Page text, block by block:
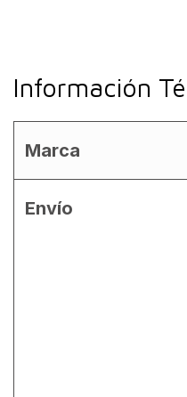
Información
Marca
Envío